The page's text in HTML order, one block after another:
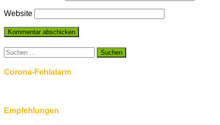
Website
Suchen
nach:
Corona-Fehlalarm
Empfehlungen